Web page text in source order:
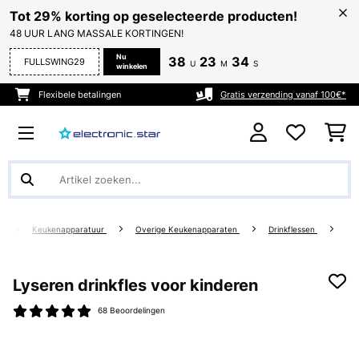
Tot 29% korting op geselecteerde producten!
48 UUR LANG MASSALE KORTINGEN!
FULLSWING29
Nu
winkelen
38 U 23 M 33 S
Flexibele betalingen Gratis verzending vanaf 100€*
Keukenapparatuur Overige Keukenapparaten Drinkflessen
Lyseren drinkfles voor kinderen
68 Beoordelingen